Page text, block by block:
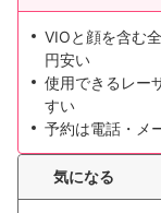
中国・四国 7店舗
九州・沖縄
VIOと顔を含む
円安い
使用できるレー
すい
予約は電話・メ
気になる